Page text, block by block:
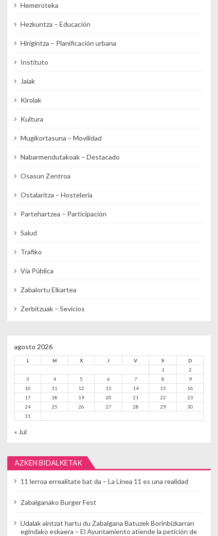
Hemeroteka
Hezkuntza – Educación
Hirigintza – Planificación urbana
Instituto
Jaiak
Kirolak
Kultura
Mugikortasuna – Movilidad
Nabarmendutakoak – Destacado
Osasun Zentroa
Ostalaritza – Hostelería
Partehartzea – Participación
Salud
Trafiko
Vía Pública
Zabalortu Elkartea
Zerbitzuak – Sevicios
agosto 2026
L M X J V S
D
1
2
3
4 5 6 7 8
9
10
11 12 13 14 15
16
17
18 19 20 21 22
23
24
25 26 27 28 29
30
31
« Jul
AZKEN BIDALKETAK
11 lerroa errealitate bat da – La Línea 11 es una realidad
Zabalganako Burger Fest
Udalak aintzat hartu du Zabalgana Batuzek Borinbizkarran
egindako eskaera – El Ayuntamiento atiende la petición de